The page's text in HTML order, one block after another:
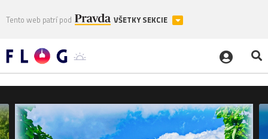
Tento web patrí pod VŠETKY SEKCIE